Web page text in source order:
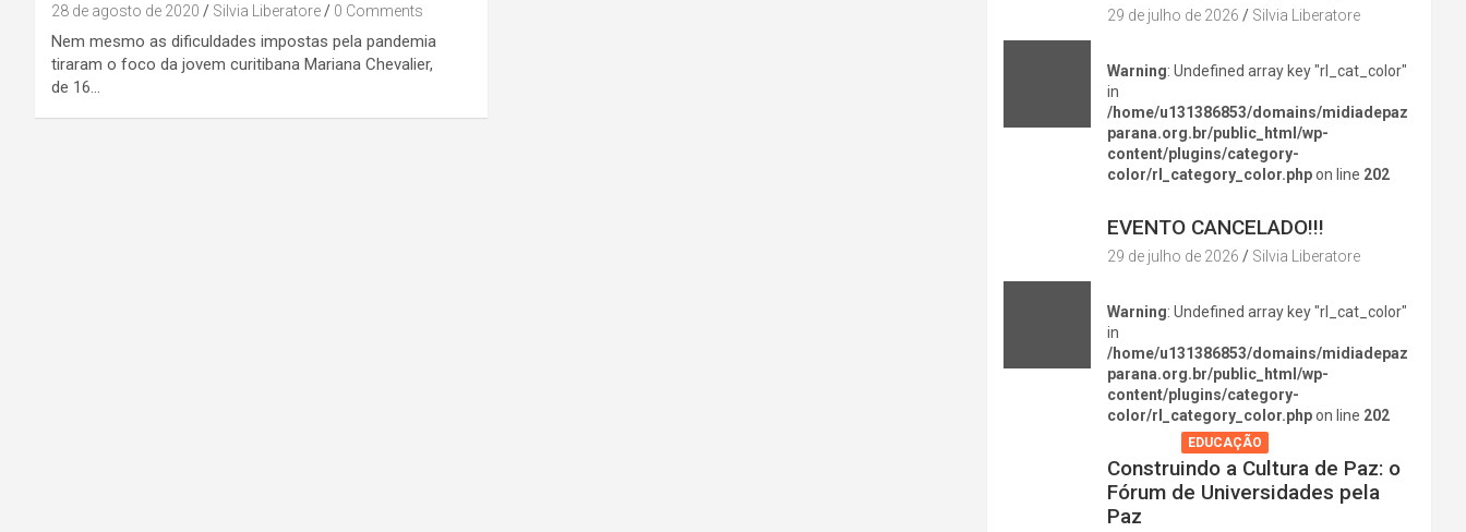
28 de agosto de 2020 Silvia Liberatore 0 Comments
Nem mesmo as dificuldades impostas pela pandemia
tiraram o foco da jovem curitibana Mariana Chevalier,
de 16…
29 de julho de 2026 Silvia Liberatore
Warning: Undefined array key "rl_cat_color"
in
/home/u131386853/domains/midiadepaz
parana.org.br/public_html/wp-
content/plugins/category-
color/rl_category_color.phpon line 202
EVENTO CANCELADO!!!
29 de julho de 2026 Silvia Liberatore
Warning: Undefined array key "rl_cat_color"
in
/home/u131386853/domains/midiadepaz
parana.org.br/public_html/wp-
content/plugins/category-
color/rl_category_color.phpon line 202
EDUCAÇÃO
Construindo a Cultura de Paz: o
Fórum de Universidades pela
Paz